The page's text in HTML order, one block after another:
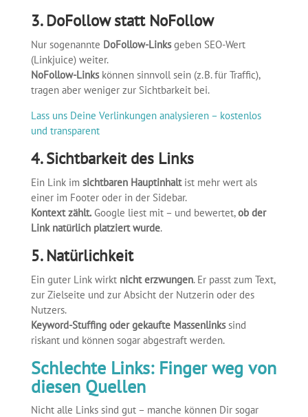
3. DoFollow statt NoFollow
Nur sogenannte DoFollow-Linksgeben SEO-Wert
(Linkjuice) weiter.
NoFollow-Linkskönnen sinnvoll sein (z. B. für Traffic),
tragen aber weniger zur Sichtbarkeit bei.
Lass uns Deine Verlinkungen analysieren – kostenlos
und transparent
4. Sichtbarkeit des Links
Ein Link im sichtbaren Hauptinhaltist mehr wert als
einer im Footer oder in der Sidebar.
Kontext zählt.Google liest mit – und bewertet,ob der
Link natürlich platziert wurde.
5. Natürlichkeit
Ein guter Link wirkt nicht erzwungen. Er passt zum Text,
zur Zielseite und zur Absicht der Nutzerin oder des
Nutzers.
Keyword-Stuffing oder gekaufte Massenlinkssind
riskant und können sogar abgestraft werden.
Schlechte Links: Finger weg von
diesen Quellen
Nicht alle Links sind gut – manche können Dir sogar